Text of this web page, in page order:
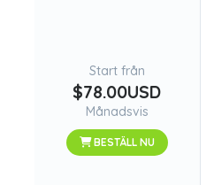
Start från
$78.00USD
Månadsvis
BESTÄLL NU